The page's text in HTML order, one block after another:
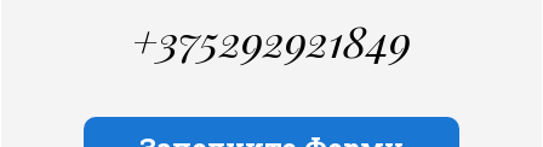
+375292921849